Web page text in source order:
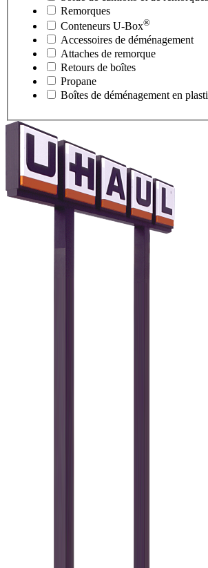
Remorques
Conteneurs U-Box®
Accessoires de déménagement
Attaches de remorque
Retours de boîtes
Propane
Boîtes de déménagement en